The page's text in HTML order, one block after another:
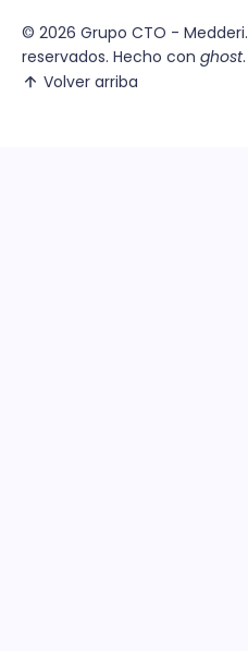
© 2026 Grupo CTO - Medderi.
reservados. Hecho con ghost.
Volver arriba